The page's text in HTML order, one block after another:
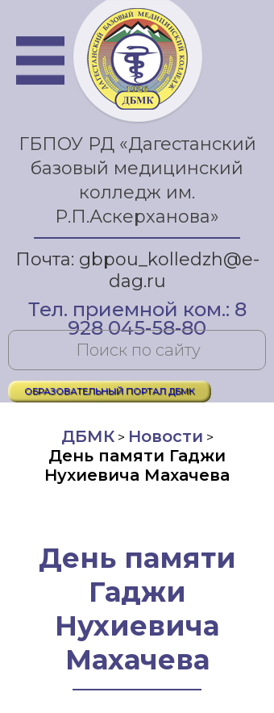
ГБПОУ РД «Дагестанский
базовый медицинский
колледж им.
Р.П.Аскерханова»
Почта: gbpou_kolledzh@e-
dag.ru
Тел. приемной ком.: 8
928 045-58-80
ОБРАЗОВАТЕЛЬНЫЙ ПОРТАЛ ДБМК
ДБМК> Новости >
День памяти Гаджи
Нухиевича Махачева
День памяти
Гаджи
Нухиевича
Махачева